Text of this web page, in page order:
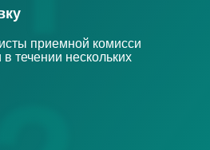
приемной комисси
течении нескольких